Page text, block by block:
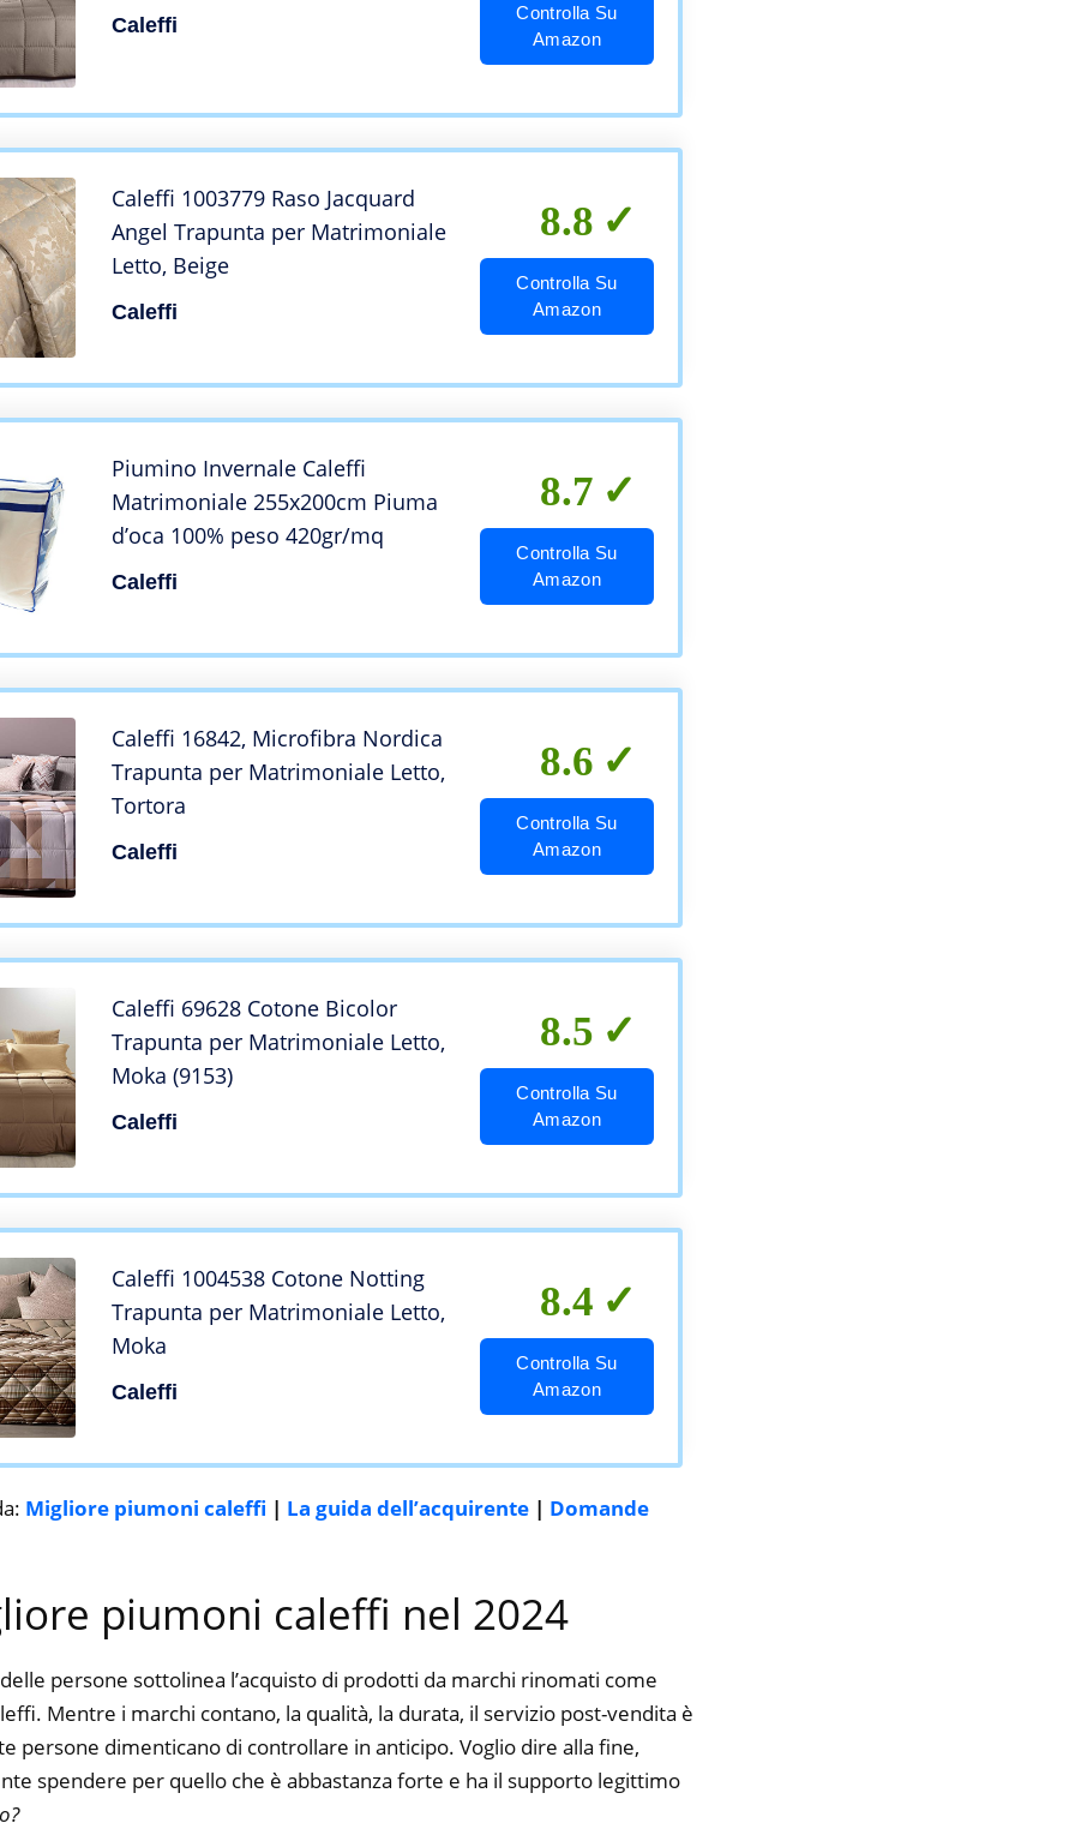
Caleffi
Controlla Su
Amazon
Caleffi 1003779 Raso Jacquard
Angel Trapunta per Matrimoniale
Letto, Beige
Caleffi
8.8
Controlla Su
Amazon
Piumino Invernale Caleffi
Matrimoniale 255x200cm Piuma
d’oca 100% peso 420gr/mq
Caleffi
8.7
Controlla Su
Amazon
Caleffi 16842, Microfibra Nordica
Trapunta per Matrimoniale Letto,
Tortora
Caleffi
8.6
Controlla Su
Amazon
Caleffi 69628 Cotone Bicolor
Trapunta per Matrimoniale Letto,
Moka (9153)
Caleffi
8.5
Controlla Su
Amazon
Caleffi 1004538 Cotone Notting
Trapunta per Matrimoniale Letto,
Moka
Caleffi
8.4
Controlla Su
Amazon
Migliore piumoni caleffi | La guida dell’acquirente | Domande
piumoni caleffi nel 2024
persone sottolinea l’acquisto di prodotti da marchi rinomati come
Mentre i marchi contano, la qualità, la durata, il servizio post-vendita è
persone dimenticano di controllare in anticipo. Voglio dire alla fine,
spendere per quello che è abbastanza forte e ha il supporto legittimo